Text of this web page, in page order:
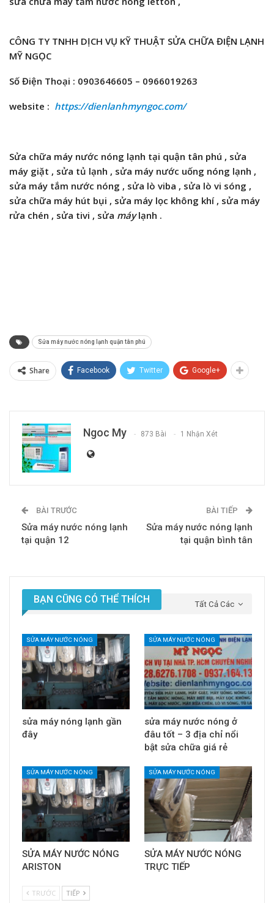
CÔNG TY TNHH DỊCH VỤ KỸ THUẬT SỬA CHỮA ĐIỆN LẠNH
MỸ NGỌC
Số Điện Thoại : 0903646605 – 0966019263
website : https://dienlanhmyngoc.com/
Sửa chữa máy nước nóng lạnh tại quận tân phú , sửa
máy giặt , sửa tủ lạnh , sửa máy nước uống nóng lạnh ,
sửa máy tắm nước nóng , sửa lò viba , sửa lò vi sóng ,
sửa chữa máy hút bụi , sửa máy lọc không khí , sửa máy
rửa chén , sửa tivi , sửa máylạnh .
Sửa máy nước nóng lạnh quận tân phú
Share Facebook Twitter Google+
Ngoc My 873 Bài 1 Nhận Xét
BÀI TRƯỚC
Sửa máy nước nóng lạnh
tại quận 12
BÀI TIẾP
Sửa máy nước nóng lạnh
tại quận bình tân
Tất Cả Các
BẠN CŨNG CÓ THỂ THÍCH
SỬA MÁY NƯỚC NÓNG
sửa máy nóng lạnh gần
đây
SỬA MÁY NƯỚC NÓNG
sửa máy nước nóng ở
đâu tốt – 3 địa chỉ nổi
bật sửa chữa giá rẻ
SỬA MÁY NƯỚC NÓNG
SỬA MÁY NƯỚC NÓNG
ARISTON
SỬA MÁY NƯỚC NÓNG
SỬA MÁY NƯỚC NÓNG
TRỰC TIẾP
TRƯỚC TIẾP